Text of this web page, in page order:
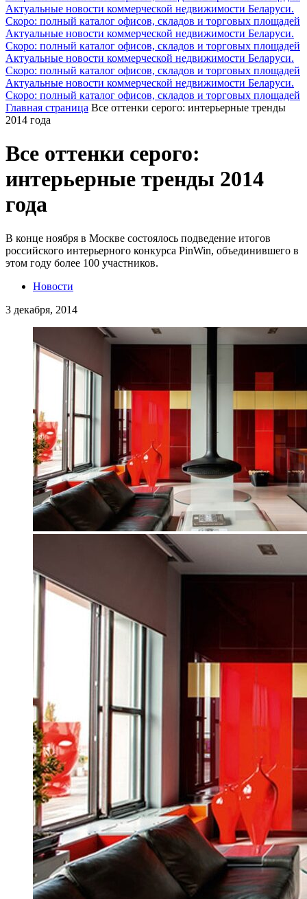
Актуальные новости коммерческой недвижимости Беларуси.
Скоро: полный каталог офисов, складов и торговых площадей
Актуальные новости коммерческой недвижимости Беларуси.
Скоро: полный каталог офисов, складов и торговых площадей
Актуальные новости коммерческой недвижимости Беларуси.
Скоро: полный каталог офисов, складов и торговых площадей
Актуальные новости коммерческой недвижимости Беларуси.
Скоро: полный каталог офисов, складов и торговых площадей
Главная страница Все оттенки серого: интерьерные тренды
2014 года
Все оттенки серого:
интерьерные тренды 2014
года
В конце ноября в Москве состоялось подведение итогов
российского интерьерного конкурса PinWin, объединившего в
этом году более 100 участников.
Новости
3 декабря, 2014